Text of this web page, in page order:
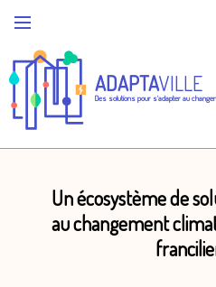
ADAPTAVILLE
Des solutions pour s'adapter au
Un écosystème de
au changement